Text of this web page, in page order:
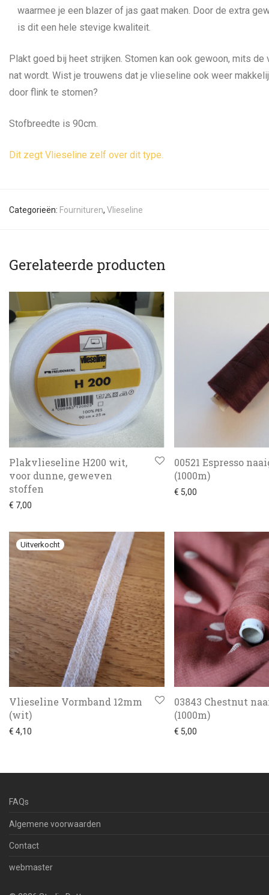
waarmee je een blazer of jas gaat maken. Door de extra
is dit een hele stevige kwaliteit.
Plakt goed bij heet strijken. Stomen kan ook gewoon, mits
nat wordt. Wist je trouwens dat je vlieseline ook weer
door flink te stomen?
Stofbreedte is 90cm.
Dit zegt Vlieseline zelf over dit type.
Categorieën: Fournituren, Vlieseline
Gerelateerde producten
Plakvlieseline H200 wit,
voor dunne, geweven
stoffen
€ 7,00
00521 Espresso
(1000m)
€ 5,00
Vlieseline Vormband 12mm
(wit)
€ 4,10
03843 Chestnut
(1000m)
€ 5,00
FAQs
Algemene voorwaarden
Contact
webmaster